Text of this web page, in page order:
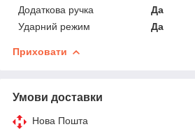
Додаткова ручка
Да
Ударний режим
Да
Приховати
Умови доставки
Нова Пошта